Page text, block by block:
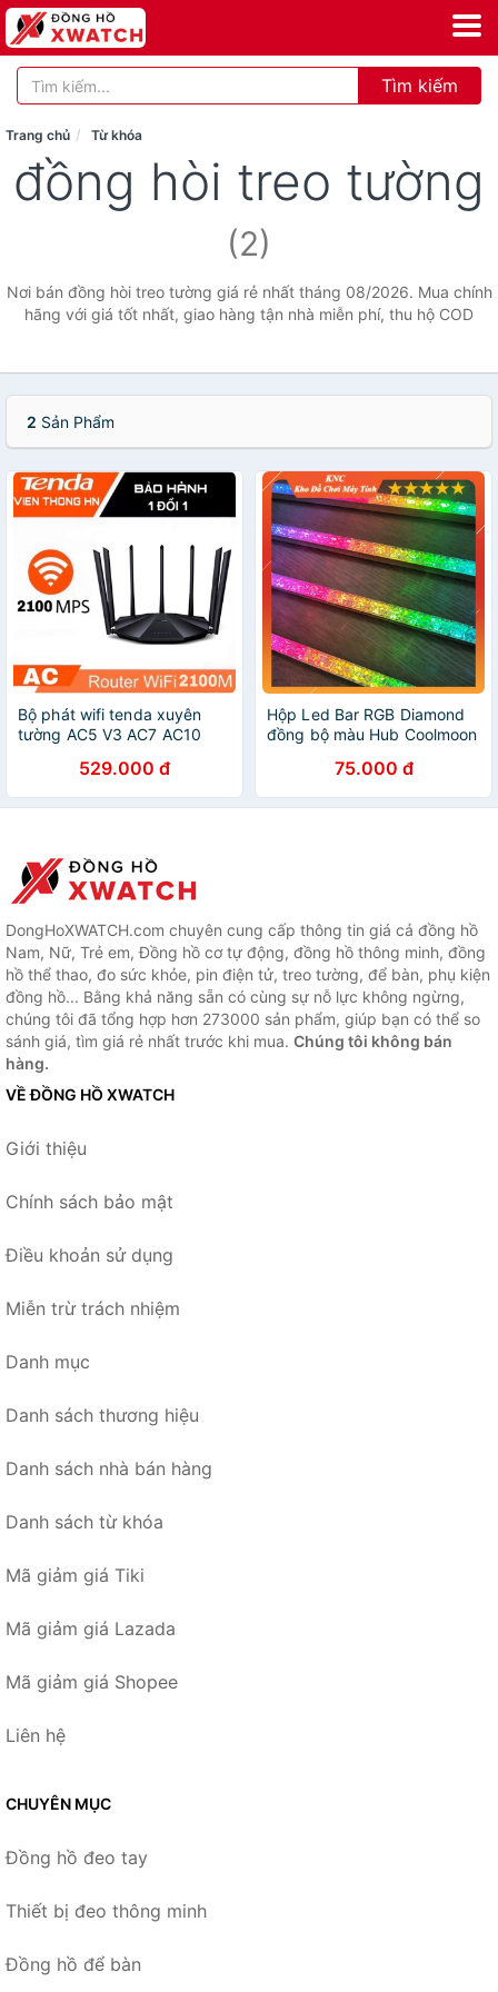
Tìm kiếm
Trang chủ Từ khóa
đồng hòi treo tường
(2)
Nơi bán đồng hòi treo tường giá rẻ nhất tháng 08/2026. Mua chính
hãng với giá tốt nhất, giao hàng tận nhà miễn phí, thu hộ COD
2 Sản Phẩm
Bộ phát wifi tenda xuyên
tường AC5 V3 AC7 AC10
kích sóng router nối sóng
khuếch đại - vienthonghn
529.000 đ
Hộp Led Bar RGB Diamond
đồng bộ màu Hub Coolmoon
75.000 đ
DongHoXWATCH.com chuyên cung cấp thông tin giá cả đồng hồ
Nam, Nữ, Trẻ em, Đồng hồ cơ tự động, đồng hồ thông minh, đồng
hồ thể thao, đo sức khỏe, pin điện tử, treo tường, để bàn, phụ kiện
đồng hồ... Bằng khả năng sẵn có cùng sự nỗ lực không ngừng,
chúng tôi đã tổng hợp hơn 273000 sản phẩm, giúp bạn có thể so
sánh giá, tìm giá rẻ nhất trước khi mua. Chúng tôi không bán
hàng.
VỀ ĐỒNG HỒ XWATCH
Giới thiệu
Chính sách bảo mật
Điều khoản sử dụng
Miễn trừ trách nhiệm
Danh mục
Danh sách thương hiệu
Danh sách nhà bán hàng
Danh sách từ khóa
Mã giảm giá Tiki
Mã giảm giá Lazada
Mã giảm giá Shopee
Liên hệ
CHUYÊN MỤC
Đồng hồ đeo tay
Thiết bị đeo thông minh
Đồng hồ để bàn